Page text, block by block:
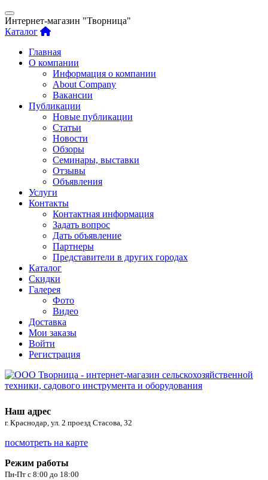
Интернет-магазин "Творница"
Каталог
Главная
О компании
Информация о компании
About Company
Вакансии
Публикации
Новые публикации
Статьи
Новости
Обзоры
Семинары, выставки
Отзывы
Объявления
Услуги
Контакты
Контактная информация
Задать вопрос
Дать объявление
Партнеры
Представители в других городах
Каталог
Скидки
Галерея
Фото
Видео
Доставка
Мои заказы
Войти
Регистрация
Наш адрес
г. Краснодар, ул. 2 проезд Стасова, 32
посмотреть на карте
Режим работы
Пн-Пт с 8:00 до 18:00